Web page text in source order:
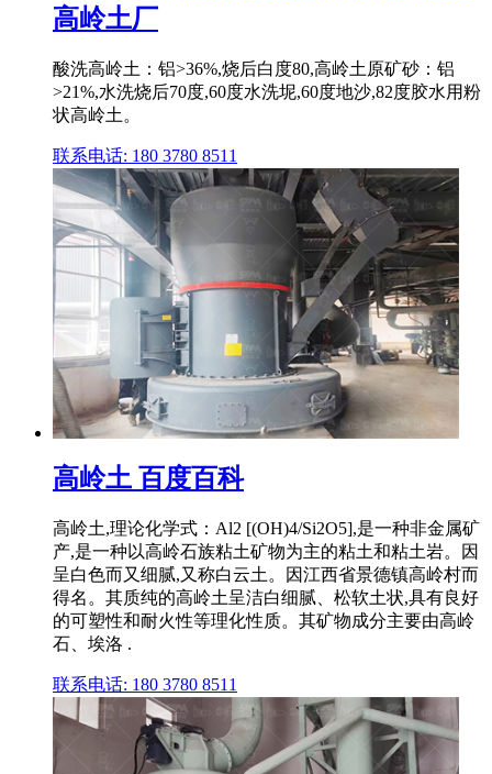
高岭土厂
酸洗高岭土：铝>36%,烧后白度80,高岭土原矿砂：铝
>21%,水洗烧后70度,60度水洗坭,60度地沙,82度胶水用粉
状高岭土。
联系电话: 180 3780 8511
高岭土 百度百科
高岭土,理论化学式：Al2 [(OH)4/Si2O5],是一种非金属矿
产,是一种以高岭石族粘土矿物为主的粘土和粘土岩。因
呈白色而又细腻,又称白云土。因江西省景德镇高岭村而
得名。其质纯的高岭土呈洁白细腻、松软土状,具有良好
的可塑性和耐火性等理化性质。其矿物成分主要由高岭
石、埃洛 .
联系电话: 180 3780 8511